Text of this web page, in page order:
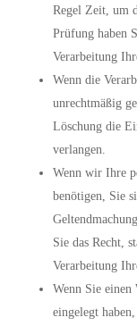
Regel Zeit, um
Prüfung haben
Verarbeitung
Wenn die
unrechtmäßig
Löschung die
verlangen.
Wenn wir Ihre
benötigen, Sie
Sie das Recht,
Verarbeitung
Wenn Sie
eingelegt